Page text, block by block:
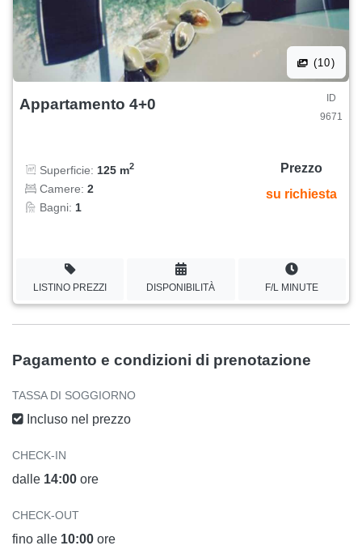
(10)
Appartamento 4+0
ID
9671
Superficie: 125 m2
Camere: 2
Bagni: 1
Prezzo
su richiesta
LISTINO PREZZI DISPONIBILITÀ F/L MINUTE
Pagamento e condizioni di prenotazione
TASSA DI SOGGIORNO
Incluso nel prezzo
CHECK-IN
dalle 14:00 ore
CHECK-OUT
fino alle 10:00 ore